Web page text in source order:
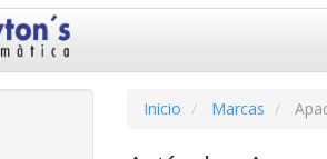
Inicio Marcas